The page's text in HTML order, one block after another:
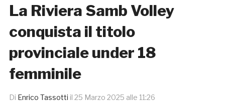
La Riviera Samb Volley
conquista il titolo
provinciale under 18
femminile
Di Enrico Tassotti il 25 Marzo 2025 alle 11:26